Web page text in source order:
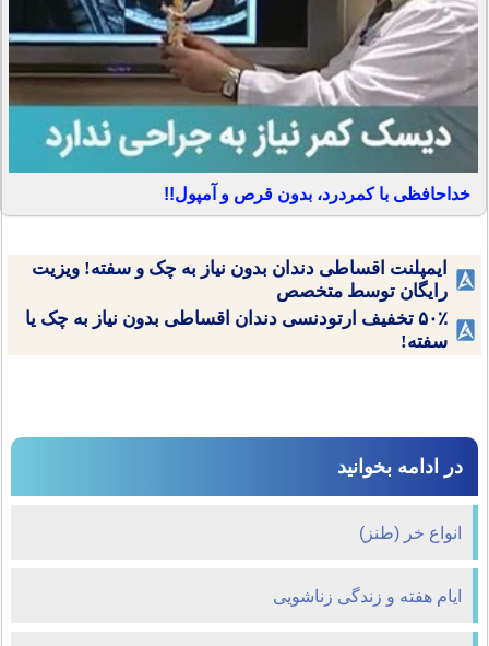
خداحافظی با کمردرد، بدون قرص و آمپول!!
ایمپلنت اقساطی دندان بدون نیاز به چک و سفته! ویزیت
رایگان توسط متخصص
۵۰٪ تخفیف ارتودنسی دندان اقساطی بدون نیاز به چک یا
سفته!
در ادامه بخوانید
انواع خر (طنز)
ايام هفته و زندگی زناشویی